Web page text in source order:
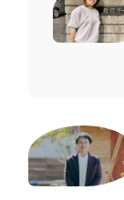
マ
コー
ブラン
ポータ
LP（
キャ